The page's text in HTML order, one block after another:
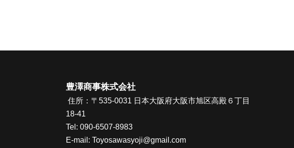
豊澤商事株式会社
住所：〒535-0031 日本大阪府大阪市旭区高殿６丁目
18-41
Tel: 090-6507-8983
E-mail: Toyosawasyoji@gmail.com